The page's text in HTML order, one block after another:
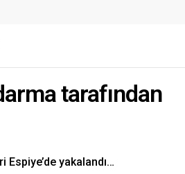
tarafından
yakalandı…